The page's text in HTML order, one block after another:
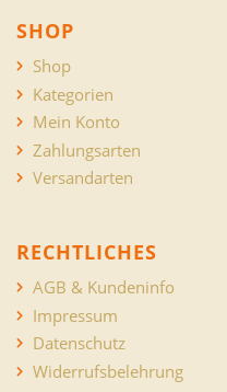
SHOP
Shop
Kategorien
Mein Konto
Zahlungsarten
Versandarten
RECHTLICHES
AGB & Kundeninfo
Impressum
Datenschutz
Widerrufsbelehrung